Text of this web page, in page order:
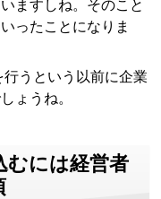
ますしね。そのこと
ったことになりま
うという以前に企業
ょうね。
むには経営者